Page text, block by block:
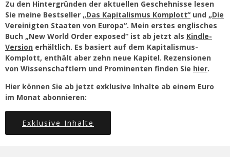
Zu den Hintergründen der aktuellen Geschehnisse lesen
Sie meine Bestseller „Das Kapitalismus Komplott“ und „Die
Vereinigten Staaten von Europa“. Mein erstes englisches
Buch „New World Order exposed“ ist ab jetzt als Kindle-
Version erhältlich. Es basiert auf dem Kapitalismus-
Komplott, enthält aber zehn neue Kapitel. Rezensionen
von Wissenschaftlern und Prominenten finden Sie hier.
Hier können Sie ab jetzt exklusive Inhalte ab einem Euro
im Monat abonnieren:
Exklusive Inhalte